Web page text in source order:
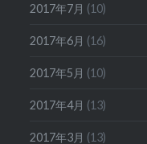
2017年7月 (10)
2017年6月 (16)
2017年5月 (10)
2017年4月 (13)
2017年3月 (13)